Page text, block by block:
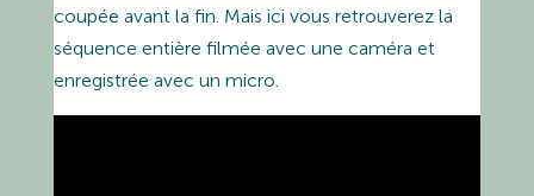
coupée avant la fin. Mais ici vous retrouverez la
séquence entière filmée avec une caméra et
enregistrée avec un micro.